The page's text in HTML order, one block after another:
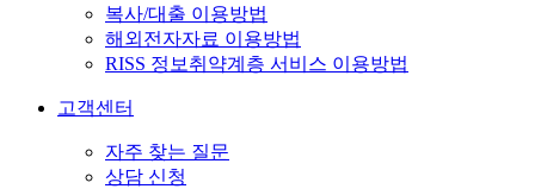
복사/대출 이용방법
해외전자자료 이용방법
RISS 정보취약계층 서비스 이용방법
고객센터
자주 찾는 질문
상담 신청